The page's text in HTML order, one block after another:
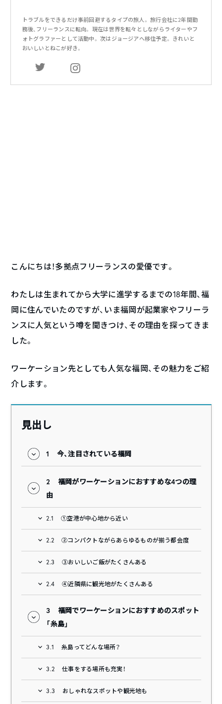
トラブルをできるだけ事前回避するタイプの旅人。 旅行会社に2年間勤
務後、フリーランスに転向。 現在は世界を転々としながらライターやフ
ォトグラファーとして活動中。 次はジョージアへ移住予定。 きれいと
おいしいとねこが好き。
こんにちは！多拠点フリーランスの愛優です。
わたしは生まれてから大学に進学するまでの18年間、福
岡に住んでいたのですが、いま福岡が起業家やフリーラ
ンスに人気という噂を聞きつけ、その理由を探ってきま
した。
ワーケーション先としても人気な福岡、その魅力をご紹
介します。
見出し
1 今、注目されている福岡
2
福岡がワーケーションにおすすめな4つの理
由
2.1 ①空港が中心地から近い
2.2 ②コンパクトながらあらゆるものが揃う都会度
2.3 ③おいしいご飯がたくさんある
2.4 ④近隣県に観光地がたくさんある
3
福岡でワーケーションにおすすめのスポット
「糸島」
3.1 糸島ってどんな場所？
3.2 仕事をする場所も充実！
3.3 おしゃれなスポットや観光地も